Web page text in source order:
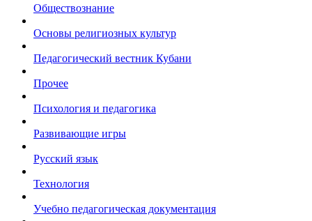
Обществознание
Основы религиозных культур
Педагогический вестник Кубани
Прочее
Психология и педагогика
Развивающие игры
Русский язык
Технология
Учебно педагогическая документация